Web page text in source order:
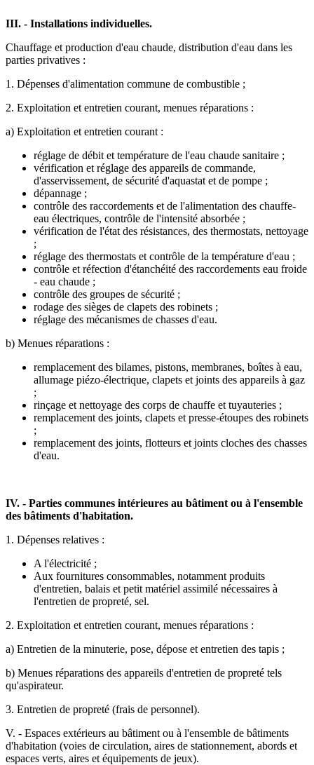
III. - Installations individuelles.
Chauffage et production d'eau chaude, distribution d'eau dans les
parties privatives :
1. Dépenses d'alimentation commune de combustible ;
2. Exploitation et entretien courant, menues réparations :
a) Exploitation et entretien courant :
réglage de débit et température de l'eau chaude sanitaire ;
vérification et réglage des appareils de commande,
d'asservissement, de sécurité d'aquastat et de pompe ;
dépannage ;
contrôle des raccordements et de l'alimentation des chauffe-
eau électriques, contrôle de l'intensité absorbée ;
vérification de l'état des résistances, des thermostats, nettoyage
;
réglage des thermostats et contrôle de la température d'eau ;
contrôle et réfection d'étanchéité des raccordements eau froide
- eau chaude ;
contrôle des groupes de sécurité ;
rodage des sièges de clapets des robinets ;
réglage des mécanismes de chasses d'eau.
b) Menues réparations :
remplacement des bilames, pistons, membranes, boîtes à eau,
allumage piézo-électrique, clapets et joints des appareils à gaz
;
rinçage et nettoyage des corps de chauffe et tuyauteries ;
remplacement des joints, clapets et presse-étoupes des robinets
;
remplacement des joints, flotteurs et joints cloches des chasses
d'eau.
IV. - Parties communes intérieures au bâtiment ou à l'ensemble
des bâtiments d'habitation.
1. Dépenses relatives :
A l'électricité ;
Aux fournitures consommables, notamment produits
d'entretien, balais et petit matériel assimilé nécessaires à
l'entretien de propreté, sel.
2. Exploitation et entretien courant, menues réparations :
a) Entretien de la minuterie, pose, dépose et entretien des tapis ;
b) Menues réparations des appareils d'entretien de propreté tels
qu'aspirateur.
3. Entretien de propreté (frais de personnel).
V. - Espaces extérieurs au bâtiment ou à l'ensemble de bâtiments
d'habitation (voies de circulation, aires de stationnement, abords et
espaces verts, aires et équipements de jeux).